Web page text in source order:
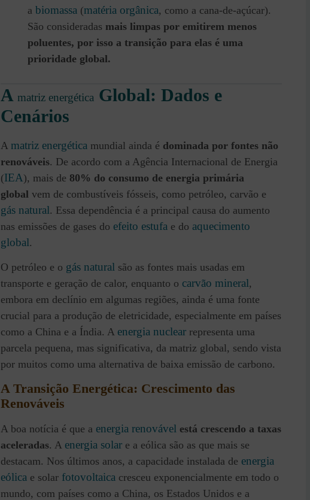
a biomassa (matéria orgânica, como a cana-de-açúcar).
São consideradas mais limpas por emitirem menos
poluentes, por isso a transição para elas é uma
prioridade global.
A matriz energética Global: Dados e
Cenários
A matriz energética mundial ainda é dominada por fontes não
renováveis. De acordo com a Agência Internacional de Energia
(IEA ), mais de 80% do consumo de energia primária
global vem de combustíveis fósseis, como petróleo, carvão e
gás natural. Essa dependência é a principal causa do aumento
nas emissões de gases do efeito estufa e do aquecimento
global.
O petróleo e o gás natural são as fontes mais usadas em
transporte e geração de calor, enquanto o carvão mineral,
embora em declínio em algumas regiões, ainda é uma fonte
crucial para a produção de eletricidade, especialmente em países
como a China e a Índia. A energia nuclear representa uma
parcela pequena, mas significativa, da matriz global, sendo vista
por muitos como uma alternativa de baixa emissão de carbono.
A Transição Energética: Crescimento das
Renováveis
A boa notícia é que a energia renovável está crescendo a taxas
aceleradas. A energia solar e a eólica são as que mais se
destacam. Nos últimos anos, a capacidade instalada de energia
eólica e solar fotovoltaica cresceu exponencialmente em todo o
mundo, com países como a China, os Estados Unidos e a